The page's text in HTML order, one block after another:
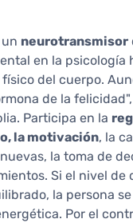
neurotransmisor
en la psicología
del cuerpo.
de la
Participa en la
la motivación, la
la toma de
Si el nivel de
la persona
Por el